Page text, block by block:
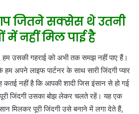
जितने सक्सेस थे उतनी
नहीं मिल पाई है
हम उसकी गहराई को अभी तक समझ नहीं पाए हैं।
हम अपने लाइफ पार्टनर के साथ सारी जिंदगी प्यार
कतई नहीं है कि आपकी शादी जिस इंसान से हो गई
पूरी जिंदगी उसका बोझ लेकर चलते रहें। यह एक
मिलकर पूरी जिंदगी उसे बनाने में लगा देते हैं,